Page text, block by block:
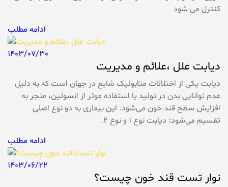
کنترل می شود
1403/07/30
دیابت علل ،علائم و مدیریت
دیابت یکی از اختلالات متابولیک شایع در جهان است که به دلیل
عدم توانایی بدن در تولید یا استفاده موثر از انسولین، منجر به
افزایش سطح قند خون می‌شود. این بیماری به دو نوع اصلی
تقسیم می‌شود: دیابت نوع ۱ و نوع ۲.
1403/06/22
نوار تست قند خون چیست؟